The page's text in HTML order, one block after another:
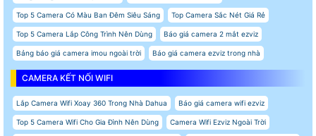
Top 5 Camera Có Màu Ban Đêm Siêu Sáng Top Camera Sắc Nét Giá Rẻ
Top 5 Camera Lắp Công Trình Nên Dùng Báo giá camera 2 mắt ezviz
Bảng báo giá camera imou ngoài trời Báo giá camera ezviz trong nhà
CAMERA KẾT NỐI WIFI
Lắp Camera Wifi Xoay 360 Trong Nhà Dahua Báo giá camera wifi ezviz
Top 5 Camera Wifi Cho Gia Đình Nên Dùng Camera Wifi Ezviz Ngoài Trời